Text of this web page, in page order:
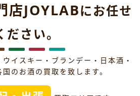
店JOYLABにお任せ
ださい。
イスキー・ブランデー・日本酒・
のお酒の買取を致します。